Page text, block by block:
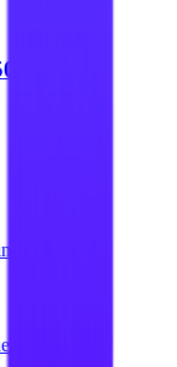
ERP